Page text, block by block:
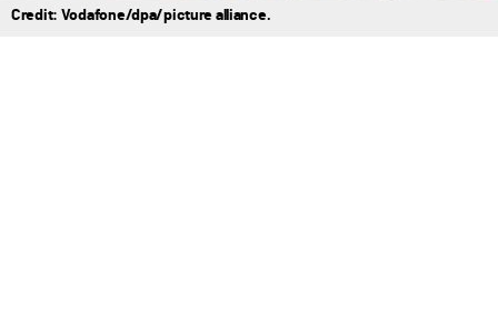
Credit: Vodafone/dpa/picture alliance.